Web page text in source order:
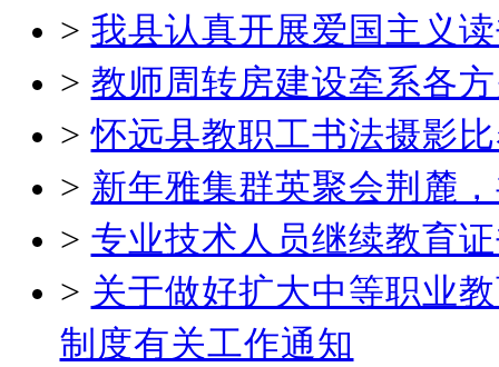
> 我县认真开展爱国主义
> 教师周转房建设牵系各
>怀远县教职工书法摄影
> 新年雅集群英聚会荆麓
> 专业技术人员继续教育
> 关于做好扩大中等职业
制度有关工作通知